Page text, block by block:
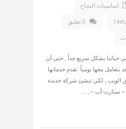
اساسيات النجاح
0 تعليق
حياتنا بشكل سريع جداً , حتى أن
معها يومياً تقدم خدماتها
, لكي تنشئ شركة جديدة
– ستارت أب – , ...